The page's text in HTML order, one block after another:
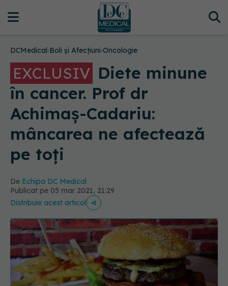
DCMedical›Boli și Afecțiuni›Oncologie
EXCLUSIV Diete minune
în cancer. Prof dr
Achimaș-Cadariu:
mâncarea ne afectează
pe toți
De Echipa DC Medical
Publicat pe 05 mar 2021, 21:29
Distribuie acest articol